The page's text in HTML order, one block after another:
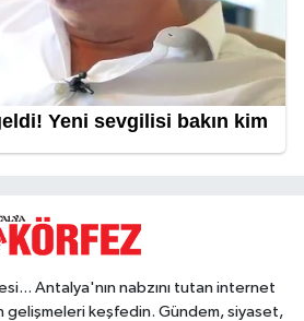
Antalya'nın nabzını tutan internet
gelişmeleri keşfedin. Gündem, siyaset,